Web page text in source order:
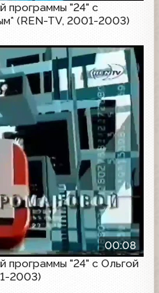
программы "24" с
(REN-TV, 2001-2003)
00:08
программы "24" с Ольгой
2003)